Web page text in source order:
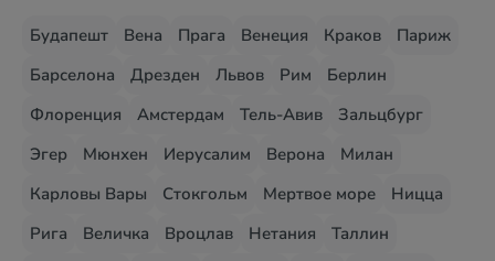
Будапешт Вена Прага Венеция Краков
Париж
Барселона
Дрезден Львов Рим
Берлин
Флоренция
Амстердам Тель-Авив
Зальцбург
Эгер
Мюнхен Иерусалим Верона
Милан
Карловы Вары
Стокгольм Мертвое море
Ницца
Рига
Величка Вроцлав Нетания
Таллин